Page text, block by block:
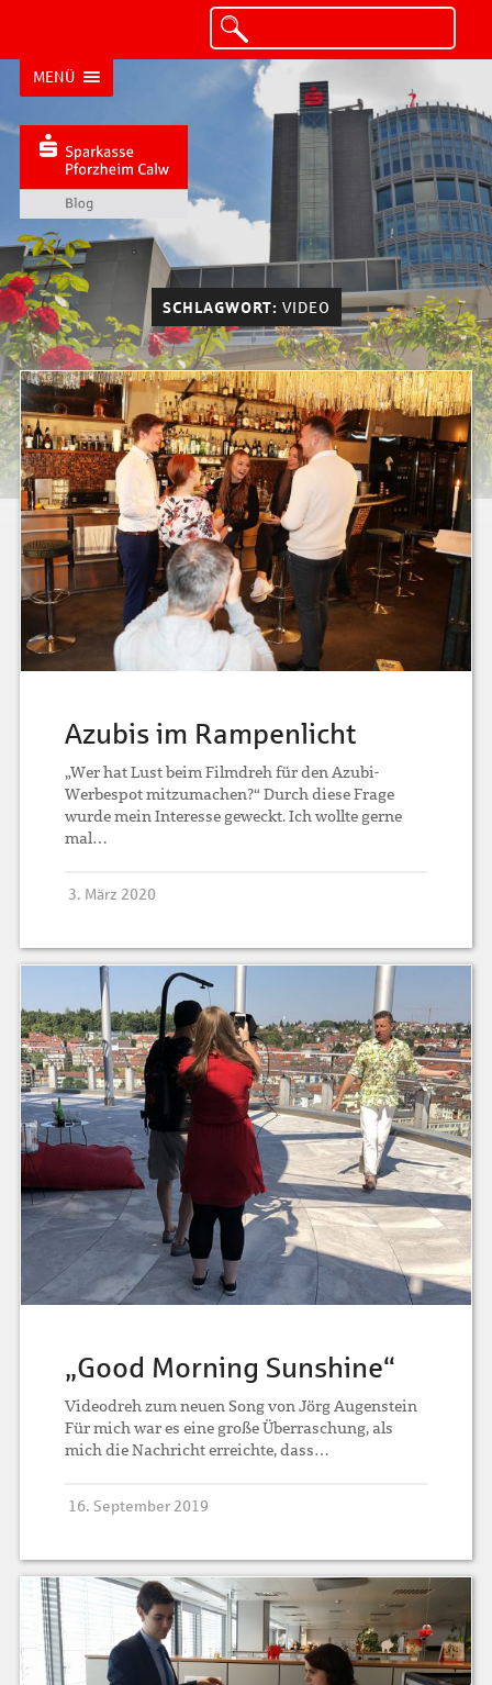
MENÜ
SCHLAGWORT: VIDEO
Azubis im Rampenlicht
„Wer hat Lust beim Filmdreh für den Azubi-
Werbespot mitzumachen?“ Durch diese Frage
wurde mein Interesse geweckt. Ich wollte gerne
mal…
3. März 2020
„Good Morning Sunshine“
Videodreh zum neuen Song von Jörg Augenstein
Für mich war es eine große Überraschung, als
mich die Nachricht erreichte, dass…
16. September 2019